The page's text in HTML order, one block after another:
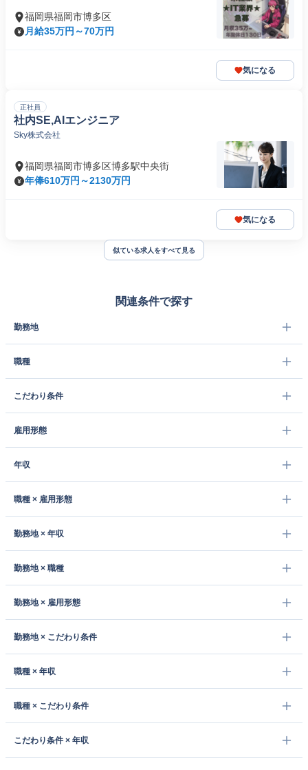
福岡県福岡市博多区
月給35万円～70万円
気になる
正社員
社内SE,AIエンジニア
Sky株式会社
福岡県福岡市博多区博多駅中央街
年俸610万円～2130万円
気になる
似ている求人をすべて見る
関連条件で探す
勤務地
職種
こだわり条件
雇用形態
年収
職種 × 雇用形態
勤務地 × 年収
勤務地 × 職種
勤務地 × 雇用形態
勤務地 × こだわり条件
職種 × 年収
職種 × こだわり条件
こだわり条件 × 年収